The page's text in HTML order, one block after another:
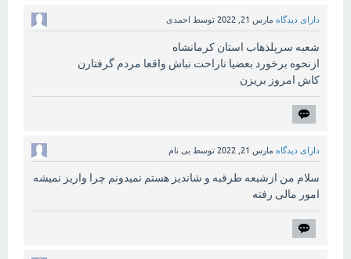
دارای دیدگاه مارس 21, 2022 توسط احمدی
شعبه سرپلذهاب استان کرمانشاه
ازنحوه برخورد بعضیا ناراحت نباش واقعا مردم گرفتارن
کاش امروز بریزن
دارای دیدگاه مارس 21, 2022 توسط بی نام
سلام من ازشبعه طرقبه و شاندیز هستم نمیدونم چرا واریز نمیشه
امور مالی رفته